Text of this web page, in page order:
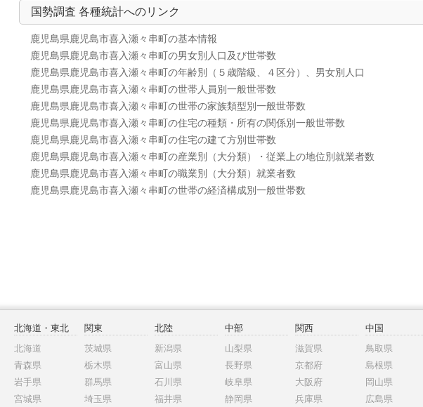
国勢調査 各種統計へのリンク
鹿児島県鹿児島市喜入瀬々串町の基本情報
鹿児島県鹿児島市喜入瀬々串町の男女別人口及び世帯数
鹿児島県鹿児島市喜入瀬々串町の年齢別（５歳階級、４区分）、男女別人口
鹿児島県鹿児島市喜入瀬々串町の世帯人員別一般世帯数
鹿児島県鹿児島市喜入瀬々串町の世帯の家族類型別一般世帯数
鹿児島県鹿児島市喜入瀬々串町の住宅の種類・所有の関係別一般世帯数
鹿児島県鹿児島市喜入瀬々串町の住宅の建て方別世帯数
鹿児島県鹿児島市喜入瀬々串町の産業別（大分類）・従業上の地位別就業者数
鹿児島県鹿児島市喜入瀬々串町の職業別（大分類）就業者数
鹿児島県鹿児島市喜入瀬々串町の世帯の経済構成別一般世帯数
北海道・東北
北海道
青森県
岩手県
宮城県
関東
茨城県
栃木県
群馬県
埼玉県
北陸
新潟県
富山県
石川県
福井県
中部
山梨県
長野県
岐阜県
静岡県
関西
滋賀県
京都府
大阪府
兵庫県
中国
鳥取県
島根県
岡山県
広島県